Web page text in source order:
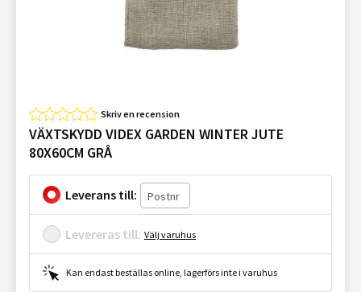
Skriv en recension
VÄXTSKYDD VIDEX GARDEN WINTER JUTE
80X60CM GRÅ
Leverans till:
Levereras till: Välj varuhus
Kan endast beställas online, lagerförs inte i varuhus